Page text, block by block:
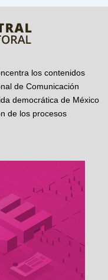
los contenidos
de Comunicación
democrática de México
de los procesos